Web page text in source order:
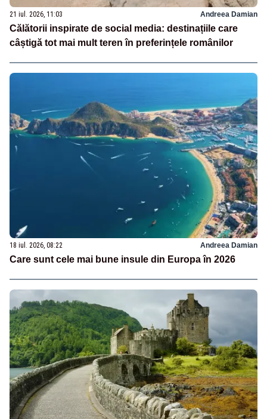
21 iul. 2026, 11:03 Andreea Damian
Călătorii inspirate de social media: destinațiile care
câștigă tot mai mult teren în preferințele românilor
18 iul. 2026, 08:22 Andreea Damian
Care sunt cele mai bune insule din Europa în 2026